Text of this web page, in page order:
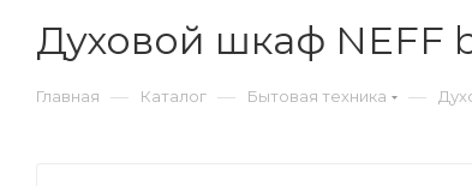
Духовой шкаф NEFF
Главная — Каталог — Бытовая техника —